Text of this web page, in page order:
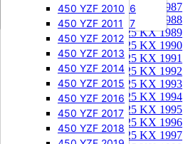
525 EXC-F 2006
525 EXC-F 2007
450 YZF 2010
450 YZF 2011
450 YZF 2012
450 YZF 2013
450 YZF 2014
450 YZF 2015
450 YZF 2016
450 YZF 2017
450 YZF 2018
125 KX 1987
125 KX 1988
125 KX 1989
125 KX 1990
125 KX 1991
125 KX 1992
125 KX 1993
125 KX 1994
125 KX 1995
125 KX 1996
125 KX 1997